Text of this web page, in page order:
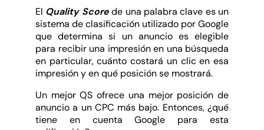
El Quality Scorede una palabra clave es un
sistema de clasificación utilizado por Google
que determina si un anuncio es elegible
para recibir una impresión en una búsqueda
en particular, cuánto costará un clic en esa
impresión y en qué posición se mostrará.
Un mejor QS ofrece una mejor posición de
anuncio a un CPC más bajo. Entonces, ¿qué
tiene en cuenta Google para esta